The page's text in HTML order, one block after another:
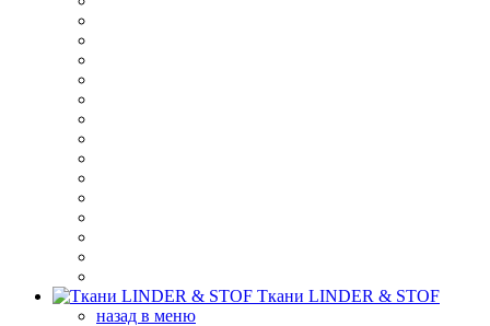
Ткани LINDER & STOF
назад в меню